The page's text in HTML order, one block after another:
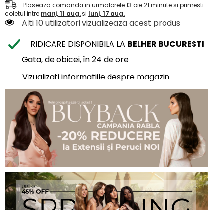
Plaseaza comanda in urmatorele13 ore21 minutesi primesti
coletul intre marți, 11 aug.si luni, 17 aug.
Alti 10 utilizatori vizualizeaza acest produs
RIDICARE DISPONIBILA LA BELHER BUCURESTI
Gata, de obicei, în 24 de ore
Vizualizati informatiile despre magazin